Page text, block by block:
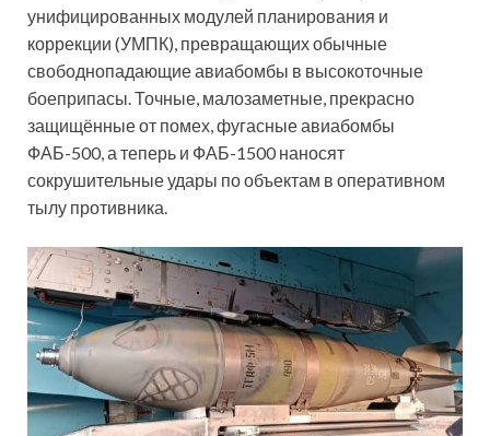
унифицированных модулей планирования и
коррекции (УМПК), превращающих обычные
свободнопадающие авиабомбы в высокоточные
боеприпасы. Точные, малозаметные, прекрасно
защищённые от помех, фугасные авиабомбы
ФАБ-500, а теперь и ФАБ-1500 наносят
сокрушительные удары по объектам в оперативном
тылу противника.